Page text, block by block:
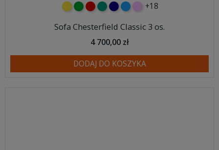
żółtyzielonyczerwony
turkusowy
granatowy
niebieski
różowy
+18
Sofa Chesterfield Classic 3 os.
4 700,00 zł
DODAJ DO KOSZYKA